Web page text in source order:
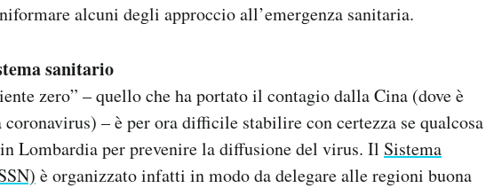
alcuni degli approccio all’emergenza sanitaria.
sanitario
zero” – quello che ha portato il contagio dalla Cina (dove è
– è per ora difficile stabilire con certezza se qualcosa
Lombardia per prevenire la diffusione del virus. Il Sistema
è organizzato infatti in modo da delegare alle regioni buona